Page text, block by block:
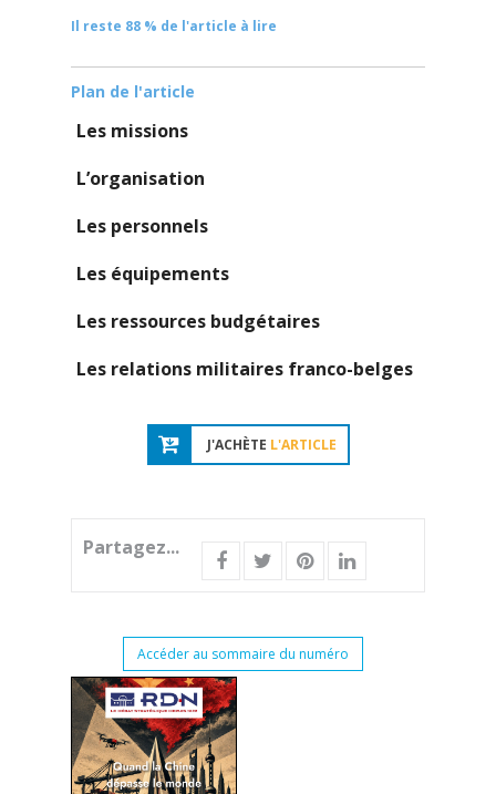
Il reste 88 % de l'article à lire
Plan de l'article
Les missions
L’organisation
Les personnels
Les équipements
Les ressources budgétaires
Les relations militaires franco-belges
J'ACHÈTE L'ARTICLE
Partagez...
Accéder au sommaire du numéro